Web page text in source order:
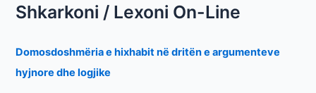
Shkarkoni / Lexoni On-Line
Domosdoshmëria e hixhabit në dritën e argumenteve
hyjnore dhe logjike